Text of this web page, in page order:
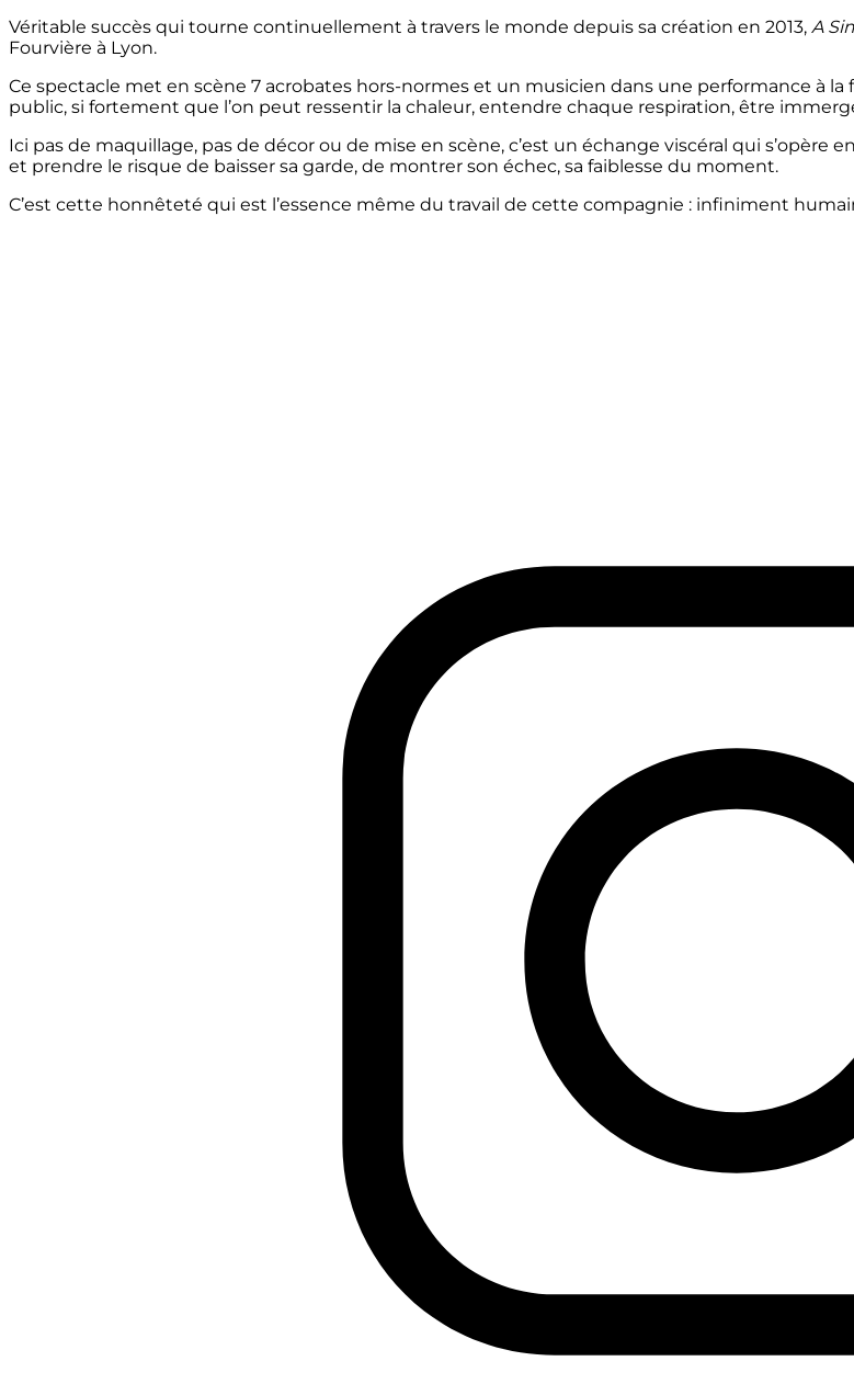
Véritable succès qui tourne continuellement à travers le monde depuis sa création en 2013, A
Fourvière à Lyon.
Ce spectacle met en scène 7 acrobates hors-normes et un musicien dans une performance à
public, si fortement que l’on peut ressentir la chaleur, entendre chaque respiration, être
Ici pas de maquillage, pas de décor ou de mise en scène, c’est un échange viscéral qui
et prendre le risque de baisser sa garde, de montrer son échec, sa faiblesse du moment.
C’est cette honnêteté qui est l’essence même du travail de cette compagnie : infiniment